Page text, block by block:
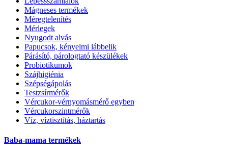
Mágneses termékek
Méregtelenítés
Mérlegek
Nyugodt alvás
Papucsok, kényelmi lábbelik
Párásító, párologtató készülékek
Probiotikumok
Szájhigiénia
Szépségápolás
Testzsírmérők
Vércukor-vérnyomásmérő egyben
Vércukorszintmérők
Víz, víztisztítás, háztartás
Baba-mama termékek